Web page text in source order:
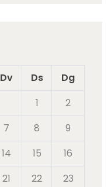
Dv Ds
Dg
1
2
7 8
9
14 15
16
21 22
23